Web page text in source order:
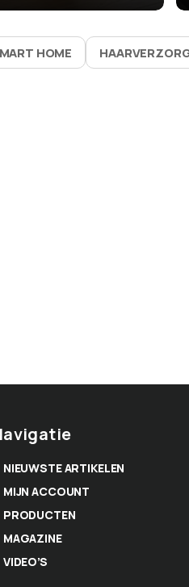
HOME
NIEUWSTE ARTIKELEN
MIJN ACCOUNT
PRODUCTEN
MAGAZINE
VIDEO’S